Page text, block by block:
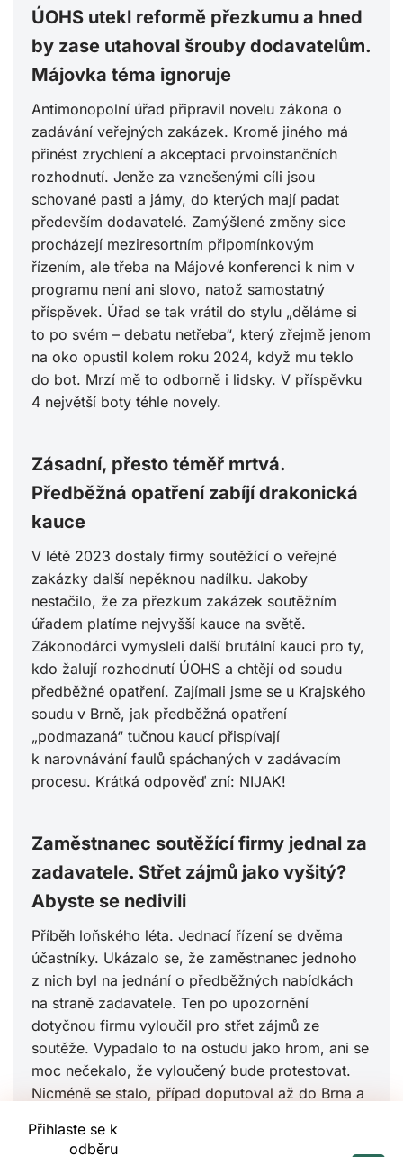
Přihlaste se k
odběru
ÚOHS utekl reformě přezkumu a hned
by zase utahoval šrouby dodavatelům.
Májovka téma ignoruje
Antimonopolní úřad připravil novelu zákona o
zadávání veřejných zakázek. Kromě jiného má
přinést zrychlení a akceptaci prvoinstančních
rozhodnutí. Jenže za vznešenými cíli jsou
schované pasti a jámy, do kterých mají padat
především dodavatelé. Zamýšlené změny sice
procházejí meziresortním připomínkovým
řízením, ale třeba na Májové konferenci k nim v
programu není ani slovo, natož samostatný
příspěvek. Úřad se tak vrátil do stylu „děláme si
to po svém – debatu netřeba“, který zřejmě jenom
na oko opustil kolem roku 2024, když mu teklo
do bot. Mrzí mě to odborně i lidsky. V příspěvku
4 největší boty téhle novely.
Zásadní, přesto téměř mrtvá.
Předběžná opatření zabíjí drakonická
kauce
V létě 2023 dostaly firmy soutěžící o veřejné
zakázky další nepěknou nadílku. Jakoby
nestačilo, že za přezkum zakázek soutěžním
úřadem platíme nejvyšší kauce na světě.
Zákonodárci vymysleli další brutální kauci pro ty,
kdo žalují rozhodnutí ÚOHS a chtějí od soudu
předběžné opatření. Zajímali jsme se u Krajského
soudu v Brně, jak předběžná opatření
„podmazaná“ tučnou kaucí přispívají
k narovnávání faulů spáchaných v zadávacím
procesu. Krátká odpověď zní: NIJAK!
Zaměstnanec soutěžící firmy jednal za
zadavatele. Střet zájmů jako vyšitý?
Abyste se nedivili
Příběh loňského léta. Jednací řízení se dvěma
účastníky. Ukázalo se, že zaměstnanec jednoho
z nich byl na jednání o předběžných nabídkách
na straně zadavatele. Ten po upozornění
dotyčnou firmu vyloučil pro střet zájmů ze
soutěže. Vypadalo to na ostudu jako hrom, ani se
moc nečekalo, že vyloučený bude protestovat.
Nicméně se stalo, případ doputoval až do Brna a
Přečtěte si, co jej k tomu vedlo.